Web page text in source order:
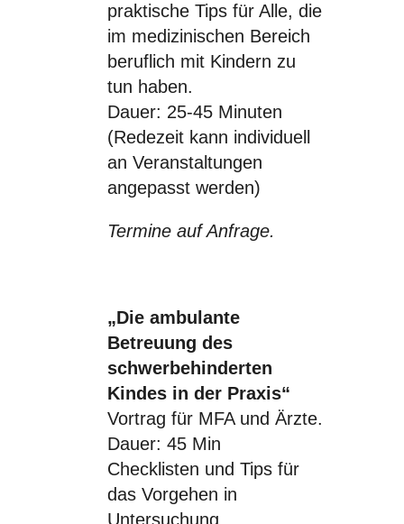
praktische Tips für Alle, die
im medizinischen Bereich
beruflich mit Kindern zu
tun haben.
Dauer: 25-45 Minuten
(Redezeit kann individuell
an Veranstaltungen
angepasst werden)
Termine auf Anfrage.
„Die ambulante
Betreuung des
schwerbehinderten
Kindes in der Praxis“
Vortrag für MFA und Ärzte.
Dauer: 45 Min
Checklisten und Tips für
das Vorgehen in
Untersuchung,